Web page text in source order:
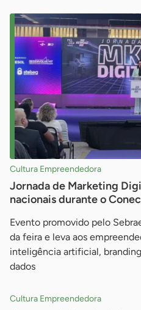
Cultura Empreendedora
Jornada de Marketing
nacionais durante o
Evento promovido pelo
da feira e leva aos
inteligência artificial,
dados
Cultura Empreendedora